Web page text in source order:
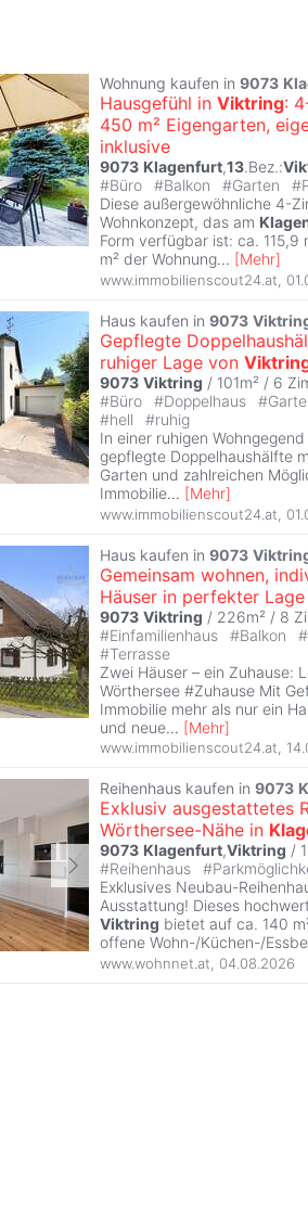
Wohnung kaufen in 9073
Hausgefühl in Viktring:
450 m² Eigengarten,
inklusive
9073 Klagenfurt,13.Bez.:
#Büro #Balkon #Garten #
Diese außergewöhnliche 4-
Wohnkonzept, das am
Form verfügbar ist: ca. 115,9
m² der Wohnung... [Mehr]
www.immobilienscout24.at
Haus kaufen in 9073
Gepflegte
ruhiger Lage von
9073 Viktring / 101m² / 6
#Büro #Doppelhaus #
#hell #ruhig
In einer ruhigen
gepflegte Doppelhaushälfte
Garten und zahlreichen
Immobilie... [Mehr]
www.immobilienscout24.at
Haus kaufen in 9073
Gemeinsam wohnen,
Häuser in perfekter
9073 Viktring / 226m² / 8
#Einfamilienhaus #Balkon #
#Terrasse
Zwei Häuser – ein Zuhause:
Wörthersee #Zuhause Mit
Immobilie mehr als nur ein
und neue... [Mehr]
www.immobilienscout24.at
Reihenhaus kaufen in 9073
Exklusiv ausgestattetes
Wörthersee-Nähe in
9073 Klagenfurt,Viktring /
#Reihenhaus #
Exklusives Neubau-
Ausstattung! Dieses
Viktring bietet auf ca. 140
offene Wohn-/Küchen-/
www.wohnnet.at 04.08.2026